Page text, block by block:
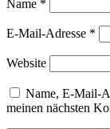
Name *
E-Mail-Adresse *
Website
Name, E-Mail-
meinen nächsten